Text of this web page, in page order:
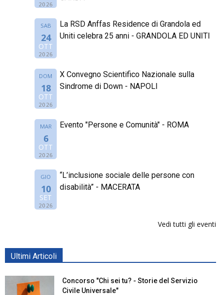
2026
SAB
24
OTT
2026
La RSD Anffas Residence di Grandola ed
Uniti celebra 25 anni - GRANDOLA ED UNITI
DOM
18
OTT
2026
X Convegno Scientifico Nazionale sulla
Sindrome di Down - NAPOLI
MAR
6
OTT
2026
Evento "Persone e Comunità" - ROMA
GIO
10
SET
2026
“L’inclusione sociale delle persone con
disabilità” - MACERATA
Vedi tutti gli eventi
Ultimi Articoli
Concorso "Chi sei tu? - Storie del Servizio
Civile Universale"